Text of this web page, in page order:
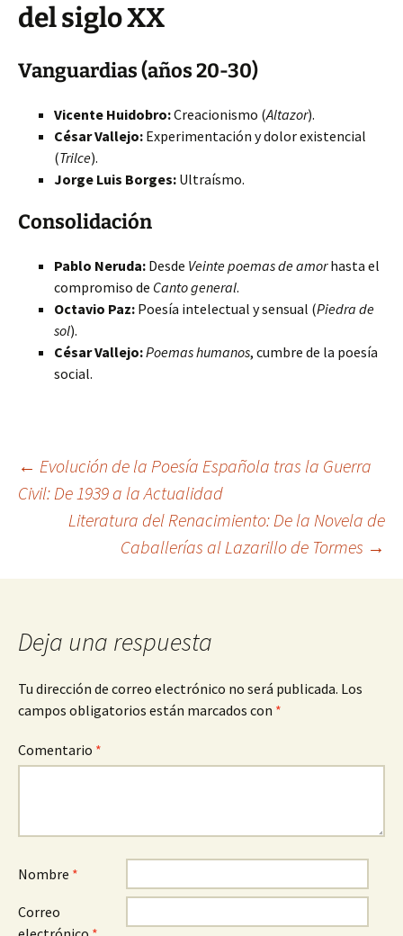
del siglo XX
Vanguardias (años 20-30)
Vicente Huidobro:Creacionismo (Altazor).
César Vallejo: Experimentación y dolor existencial
(Trilce).
Jorge Luis Borges: Ultraísmo.
Consolidación
Pablo Neruda: Desde Veinte poemas de amorhasta el
compromiso de Canto general.
Octavio Paz: Poesía intelectual y sensual (Piedra de
sol).
César Vallejo:Poemas humanos, cumbre de la poesía
social.
Navegación
entradas
← Evolución de la Poesía Española tras la Guerra
Civil: De 1939 a la Actualidad
Literatura del Renacimiento: De la Novela de
Caballerías al Lazarillo de Tormes →
Deja una respuesta
Tu dirección de correo electrónico no será publicada. Los
campos obligatorios están marcados con *
Comentario *
Nombre *
Correo